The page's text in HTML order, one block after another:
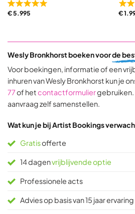
Rated
5,0
based
31
ratings
€5.995 €
Wesly Bronkhorst boeken voorde
Voor boekingen, informatie of een
inhuren van Wesly Bronkhorst kun je
77of hetcontactformuliergebruiken.
aanvraag zelf samenstellen.
Wat kun je bij Artist Bookings
Gratisofferte
14 dagenvrijblijvende optie
Professionele acts
Advies op basis van 15 jaar ervaring